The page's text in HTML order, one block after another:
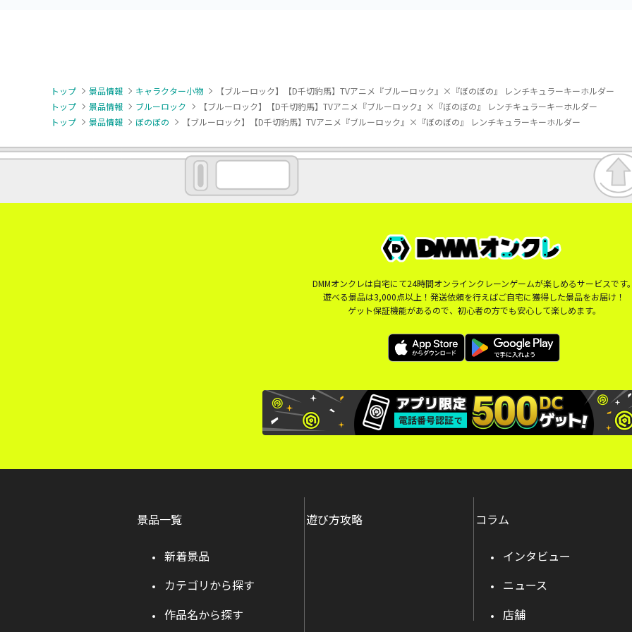
トップ 景品情報 キャラクター小物
【ブルーロック】【D千切豹馬】TVアニメ『ブルーロック』×『ぼのぼの』 レンチキュラーキーホルダー
トップ
景品情報 ブルーロック
【ブルーロック】【D千切豹馬】TVアニメ『ブルーロック』×『ぼのぼの』 レンチキュラーキーホルダー
トップ
景品情報 ぼのぼの 【ブルーロック】【D千切豹馬】TVアニメ『ブルーロック』×『ぼのぼの』 レンチキュラーキーホルダー
DMMオンクレは自宅にて24時間オンラインクレーンゲームが楽しめるサービスです
遊べる景品は3,000点以上！発送依頼を行えばご自宅に獲得した景品をお届け！
ゲット保証機能があるので、初心者の方でも安心して楽しめます。
景品一覧
新着景品
カテゴリから探す
作品名から探す
遊び方攻略 コラム
インタビュー
ニュース
店舗